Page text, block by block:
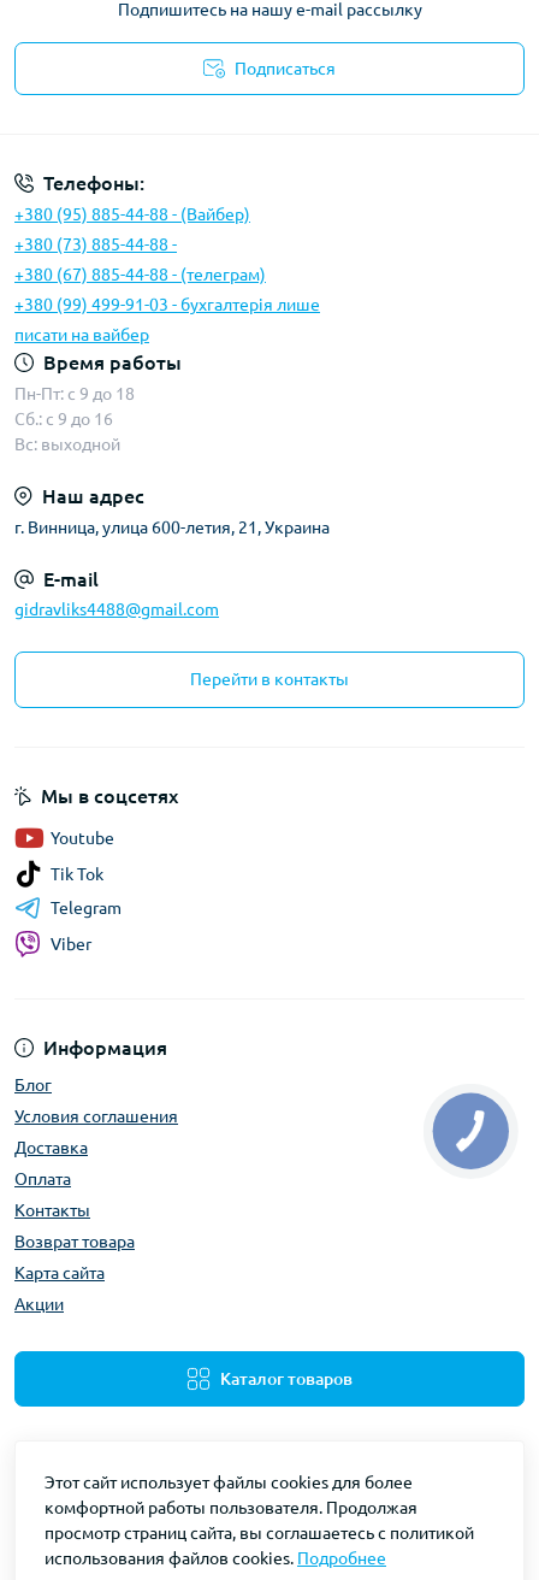
Подпишитесь на нашу e-mail рассылку
Подписаться
Телефоны:
+380 (95) 885-44-88 - (Вайбер)
+380 (73) 885-44-88 -
+380 (67) 885-44-88 - (телеграм)
+380 (99) 499-91-03 - бухгалтерія лише
писати на вайбер
Время работы
Пн-Пт: с 9 до 18
Сб.: с 9 до 16
Вс: выходной
Наш адрес
г. Винница, улица 600-летия, 21, Украина
E-mail
gidravliks4488@gmail.com
Перейти в контакты
Информация
Блог
Условия соглашения
Доставка
Оплата
Контакты
Возврат товара
Карта сайта
Акции
Каталог товаров
Мы в соцсетях
Youtube
Tik Tok
Telegram
Viber
Gidravliks © 2026
Этот сайт использует файлы cookies для более
комфортной работы пользователя. Продолжая
просмотр страниц сайта, вы соглашаетесь с политикой
использования файлов cookies. Подробнее